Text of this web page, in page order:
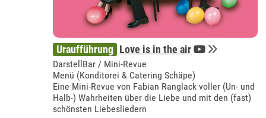
Uraufführung Love is in the air
DarstellBar / Mini-Revue
Menü (Konditorei & Catering Schäpe)
Eine Mini-Revue von Fabian Ranglack voller (Un- und
Halb-) Wahrheiten über die Liebe und mit den (fast)
schönsten Liebesliedern